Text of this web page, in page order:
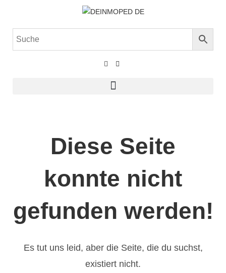
Diese Seite
konnte nicht
gefunden werden!
Es tut uns leid, aber die Seite, die du suchst,
existiert nicht.